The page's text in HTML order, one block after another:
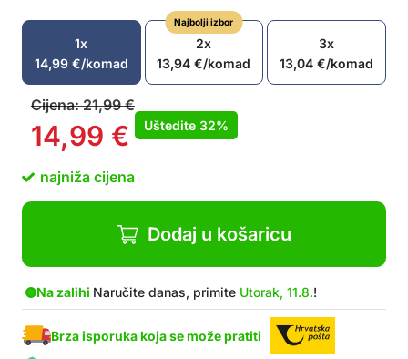
Pogodno za tenisice, balerinke, štikle, sandale,
mokasine, itd.
Čarape dolaze u 10 različitih boja i dezena
Elegantne perlice i nježni cvjetići na čarapama
Izuzetno ugodan za nošenje
Univerzalna veličina
Moderan dizajn
Savršeno se mogu kombinirati uz suknje, haljine,
traperice, tajice itd.
Savršena ideja za dar
Održavanje: Čarape su perive u perilici do 40
stupnjeva. Za čarape s perlama preporučujemo
korištenje vrećice za pranje rublja. Ne
savjetujemo korištenje sušilice rublja.
1x
14,99 €/komad
Najbolji izbor
2x
13,94€/komad
3x
13,04€/komad
Cijena:21,99€
14,99 € Uštedite 32%
najniža cijena
Dodaj u košaricu
Na zalihi Naručite danas, primite Utorak, 11.8.!
Brza isporuka koja se može pratiti